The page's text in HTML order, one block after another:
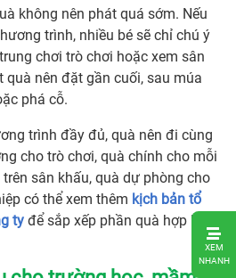
XEM
NHANH
1.
Đặt
không nên phát quá sớm. Nếu
trình, nhiều bé sẽ chỉ chú ý
chơi trò chơi hoặc xem sân
quà nên đặt gần cuối, sau múa
phá cỗ.
trình đầy đủ, quà nên đi cùng
cho trò chơi, quà chính cho mỗi
sân khấu, quà dự phòng cho
có thể xem thêm kịch bản tổ
ty để sắp xếp phần quà hợp lý